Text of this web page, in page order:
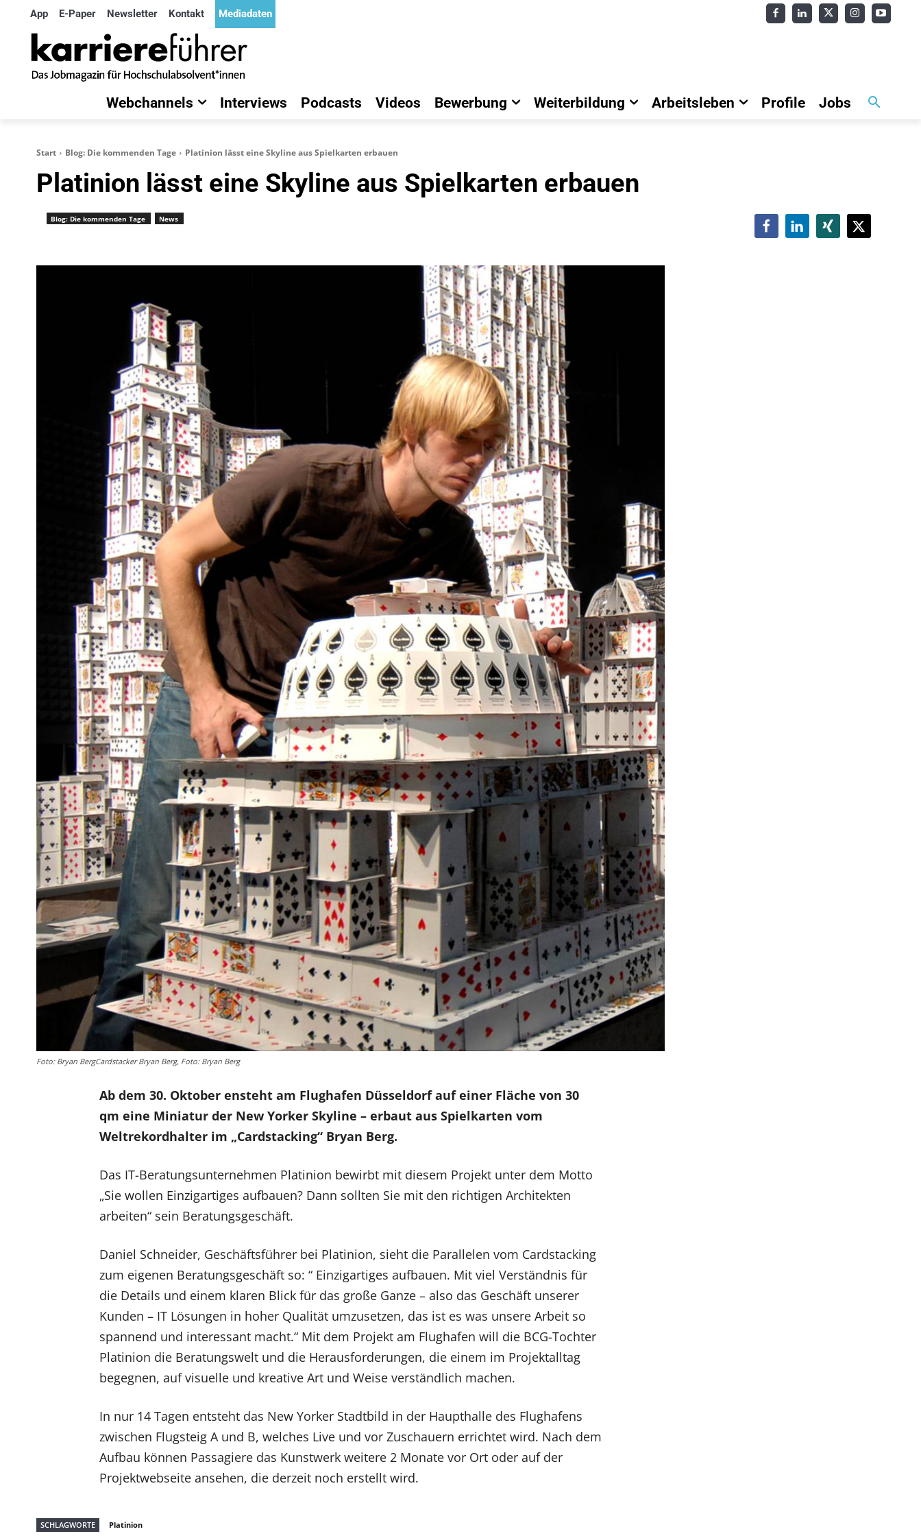
App E-Paper Newsletter Kontakt Mediadaten
Webchannels Interviews Podcasts Videos Bewerbung Weiterbildung Arbeitsleben Profile Jobs
Start Blog: Die kommenden Tage Platinion lässt eine Skyline aus Spielkarten erbauen
Platinion lässt eine Skyline aus Spielkarten erbauen
Blog: Die kommenden Tage News
Foto: Bryan BergCardstacker Bryan Berg, Foto: Bryan Berg
Ab dem 30. Oktober ensteht am Flughafen Düsseldorf auf einer Fläche von 30
qm eine Miniatur der New Yorker Skyline – erbaut aus Spielkarten vom
Weltrekordhalter im „Cardstacking“ Bryan Berg.
Das IT-Beratungsunternehmen Platinion bewirbt mit diesem Projekt unter dem Motto
„Sie wollen Einzigartiges aufbauen? Dann sollten Sie mit den richtigen Architekten
arbeiten“ sein Beratungsgeschäft.
Daniel Schneider, Geschäftsführer bei Platinion, sieht die Parallelen vom Cardstacking
zum eigenen Beratungsgeschäft so: “ Einzigartiges aufbauen. Mit viel Verständnis für
die Details und einem klaren Blick für das große Ganze – also das Geschäft unserer
Kunden – IT Lösungen in hoher Qualität umzusetzen, das ist es was unsere Arbeit so
spannend und interessant macht.“ Mit dem Projekt am Flughafen will die BCG-Tochter
Platinion die Beratungswelt und die Herausforderungen, die einem im Projektalltag
begegnen, auf visuelle und kreative Art und Weise verständlich machen.
In nur 14 Tagen entsteht das New Yorker Stadtbild in der Haupthalle des Flughafens
zwischen Flugsteig A und B, welches Live und vor Zuschauern errichtet wird. Nach dem
Aufbau können Passagiere das Kunstwerk weitere 2 Monate vor Ort oder auf der
Projektwebseite ansehen, die derzeit noch erstellt wird.
SCHLAGWORTE Platinion